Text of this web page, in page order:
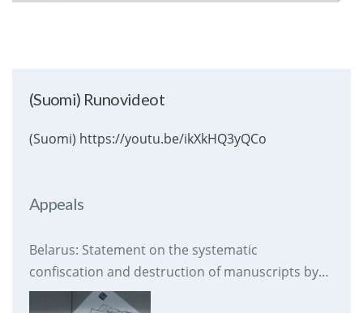
(Suomi) Runovideot
(Suomi) https://youtu.be/ikXkHQ3yQCo
Appeals
Belarus: Statement on the systematic
confiscation and destruction of manuscripts by
prison authorities